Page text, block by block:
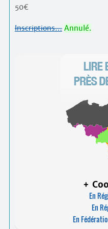
50€
Inscriptions… Annulé.
+
En
En
En